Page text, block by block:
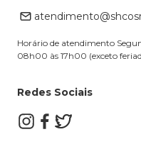
Dúvidas Frequentes
Horário de atendimento
08h00 às 17h00 (exceto
Redes Sociais